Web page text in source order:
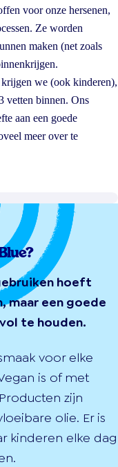
voor onze hersenen,
Ze worden
maken (net zoals
we (ook kinderen),
vetten binnen. Ons
aan een goede
meer over te
hoeft
maar een goede
te houden.
voor elke
is of met
zijn
olie. Er is
kinderen elke dag